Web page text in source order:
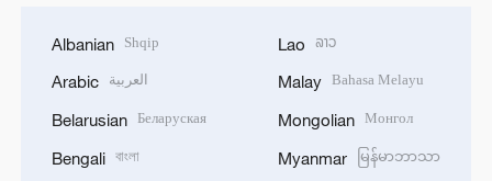
Albanian Shqip
Arabic العربية
Belarusian Беларуская
Bengali বাংলা
Lao ລາວ
Malay Bahasa Melayu
Mongolian Монгол
Myanmar မြန်မာဘာသာ